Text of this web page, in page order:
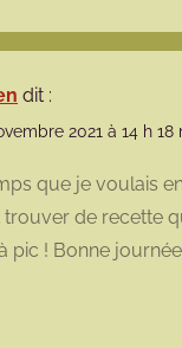
dit :
2021 à 14 h 18
que je voulais
de recette
pic ! Bonne